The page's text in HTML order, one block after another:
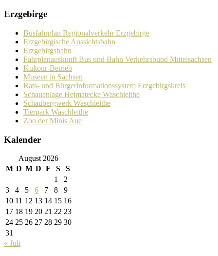
Erzgebirge
Busfahrplan Regionalverkehr Erzgebirge
Erzgebirgische Aussichtsbahn
Erzgebirgsbahn
Fahrplanauskunft Bus und Bahn Verkehrsbund Mittelsachsen
Kultour-Betrieb
Museen in Sachsen
Rats- und Bürgerinformationssystem Erzgebirgskreis
Schauanlage Heimatecke Waschleithe
Schaubergwerk Waschleithe
Tierpark Waschleithe
Zoo der Minis Aue
Kalender
August 2026
M D M D F S
S
1
2
3
4 5 6 7 8
9
10 11 12 13 14 15 16
17 18 19 20 21 22 23
24 25 26 27 28 29 30
31
« Juli